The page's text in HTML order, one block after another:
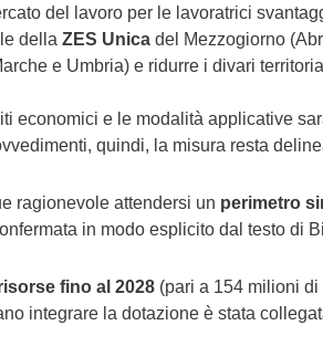
del lavoro per le lavoratrici
della ZES Unica del Mezzogiorno
e Umbria) e ridurre i divari
economici e le modalità applicative
quindi, la misura resta
ragionevole attendersi un perimetro
in modo esplicito dal testo di
fino al 2028 (pari a 154 milioni
integrare la dotazione è stata